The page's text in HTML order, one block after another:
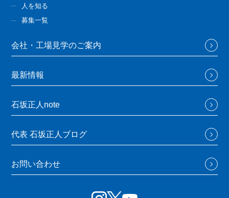
人を知る
募集一覧
会社・工場見学のご案内
最新情報
石坂正人note
代表 石坂正人ブログ
お問い合わせ